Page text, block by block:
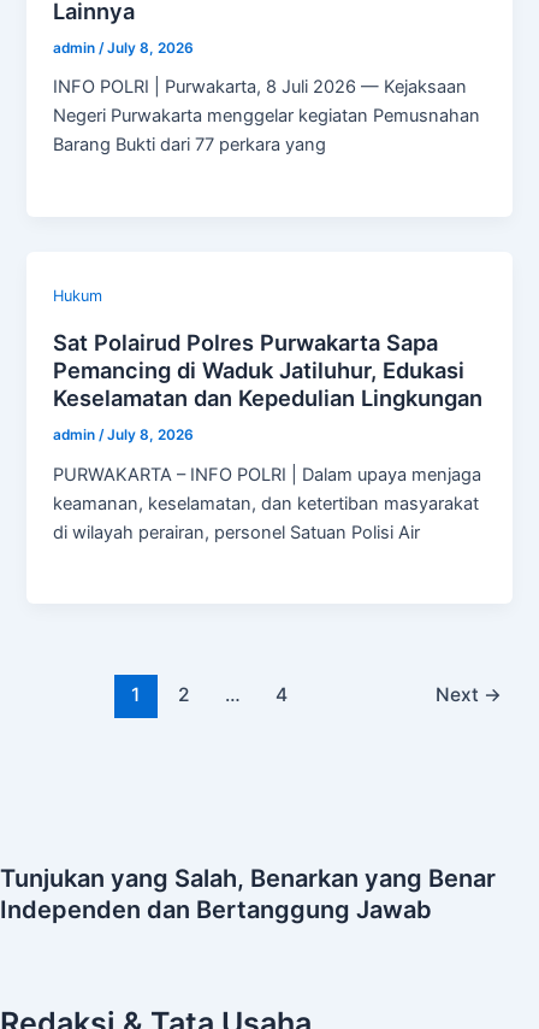
Lainnya
admin /July 8, 2026
INFO POLRI | Purwakarta, 8 Juli 2026 — Kejaksaan
Negeri Purwakarta menggelar kegiatan Pemusnahan
Barang Bukti dari 77 perkara yang
Hukum
Sat Polairud Polres Purwakarta Sapa
Pemancing di Waduk Jatiluhur, Edukasi
Keselamatan dan Kepedulian Lingkungan
admin/July 8, 2026
PURWAKARTA – INFO POLRI | Dalam upaya menjaga
keamanan, keselamatan, dan ketertiban masyarakat
di wilayah perairan, personel Satuan Polisi Air
1 2 … 4 Next →
Tunjukan yang Salah, Benarkan yang Benar
Independen dan Bertanggung Jawab